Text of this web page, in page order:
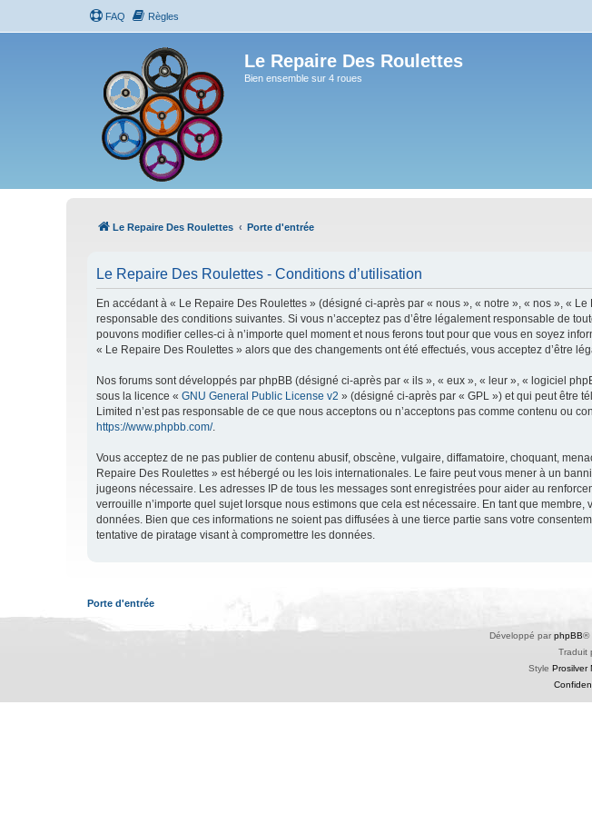
FAQ Règles
Le Repaire Des Roulettes
Bien ensemble sur 4 roues
Le Repaire Des Roulettes Porte d'entrée
Le Repaire Des Roulettes - Conditions d’utilisation
En accédant à « Le Repaire Des Roulettes » (désigné ci-après par « nous », « notre », « nos », «
responsable des conditions suivantes. Si vous n’acceptez pas d’être légalement responsable de
pouvons modifier celles-ci à n’importe quel moment et nous ferons tout pour que vous en soyez
« Le Repaire Des Roulettes » alors que des changements ont été effectués, vous acceptez d’être
Nos forums sont développés par phpBB (désigné ci-après par « ils », « eux », « leur », « logiciel
sous la licence « GNU General Public License v2 » (désigné ci-après par « GPL ») et qui peut être
Limited n’est pas responsable de ce que nous acceptons ou n’acceptons pas comme contenu ou
https://www.phpbb.com/.
Vous acceptez de ne pas publier de contenu abusif, obscène, vulgaire, diffamatoire, choquant,
Repaire Des Roulettes » est hébergé ou les lois internationales. Le faire peut vous mener à un
jugeons nécessaire. Les adresses IP de tous les messages sont enregistrées pour aider au
verrouille n’importe quel sujet lorsque nous estimons que cela est nécessaire. En tant que
données. Bien que ces informations ne soient pas diffusées à une tierce partie sans votre
tentative de piratage visant à compromettre les données.
Porte d'entrée
Développé par phpBB®
Traduit
Style Prosilver